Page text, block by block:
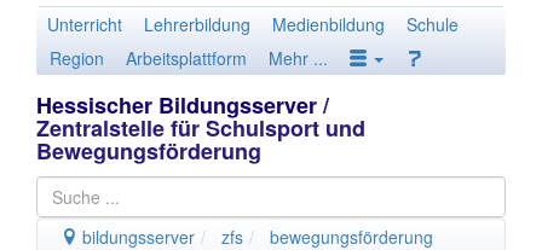
Unterricht Lehrerbildung Medienbildung
Schule
Region
Arbeitsplattform Mehr ...
Hessischer Bildungsserver/
Zentralstelle für Schulsport und
Bewegungsförderung
bildungsserver zfs
bewegungsförderung